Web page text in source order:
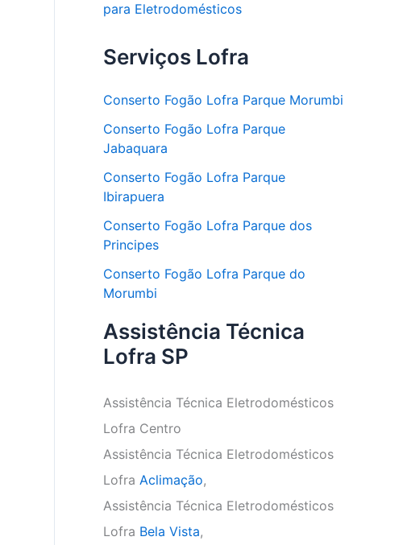
para Eletrodomésticos
Serviços Lofra
Conserto Fogão Lofra Parque Morumbi
Conserto Fogão Lofra Parque
Jabaquara
Conserto Fogão Lofra Parque
Ibirapuera
Conserto Fogão Lofra Parque dos
Principes
Conserto Fogão Lofra Parque do
Morumbi
Assistência Técnica
Lofra SP
Assistência Técnica Eletrodomésticos
Lofra Centro
Assistência Técnica Eletrodomésticos
Lofra Aclimação,
Assistência Técnica Eletrodomésticos
Lofra Bela Vista,